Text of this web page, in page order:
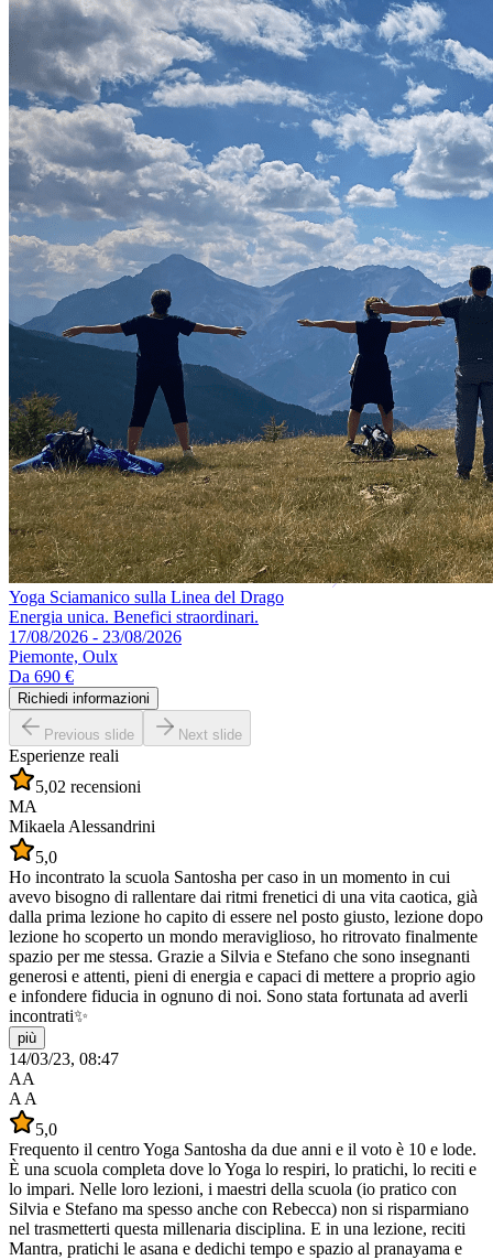
Yoga Sciamanico sulla Linea del Drago
Energia unica. Benefici straordinari.
17/08/2026 - 23/08/2026
Piemonte, Oulx
Da 690 €
Richiedi informazioni
Previous slide Next slide
Esperienze reali
5,02 recensioni
MA
Mikaela Alessandrini
5,0
Ho incontrato la scuola Santosha per caso in un momento in cui
avevo bisogno di rallentare dai ritmi frenetici di una vita caotica, già
dalla prima lezione ho capito di essere nel posto giusto, lezione dopo
lezione ho scoperto un mondo meraviglioso, ho ritrovato finalmente
spazio per me stessa. Grazie a Silvia e Stefano che sono insegnanti
generosi e attenti, pieni di energia e capaci di mettere a proprio agio
e infondere fiducia in ognuno di noi. Sono stata fortunata ad averli
incontrati✨
più
14/03/23, 08:47
AA
A A
5,0
Frequento il centro Yoga Santosha da due anni e il voto è 10 e lode.
È una scuola completa dove lo Yoga lo respiri, lo pratichi, lo reciti e
lo impari. Nelle loro lezioni, i maestri della scuola (io pratico con
Silvia e Stefano ma spesso anche con Rebecca) non si risparmiano
nel trasmetterti questa millenaria disciplina. E in una lezione, reciti
Mantra, pratichi le asana e dedichi tempo e spazio al pranayama e